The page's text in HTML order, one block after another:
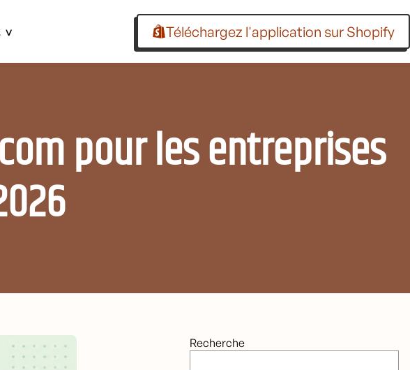
Téléchargez l'application sur Shopify
pour les entreprises
Recherche